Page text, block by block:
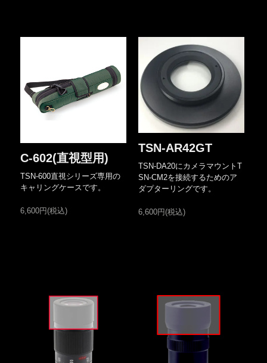
C-602(直視型用)
TSN-600直視シリーズ専用の
キャリングケースです。
6,600円(税込)
TSN-AR42GT
TSN-DA20にカメラマウントT
SN-CM2を接続するためのア
ダプターリングです。
6,600円(税込)